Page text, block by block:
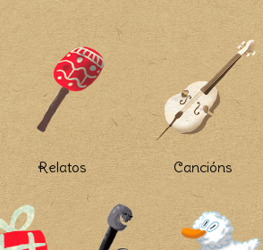
Relatos Cancións